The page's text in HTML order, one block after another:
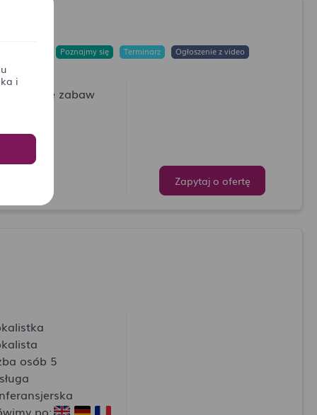
Poznajmy się Terminarz Ogłoszenie z video
zabaw
Zapytaj o ofertę
osób 5
po:
i